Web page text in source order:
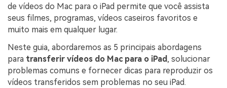
WhatsApp e arquivos entre dispositivos.
WeLastseen
O WeLastseen mantém seu WhatsApp conectado
e informado.
de vídeos do Mac para o iPad permite que você assista
seus filmes, programas, vídeos caseiros favoritos e
muito mais em qualquer lugar.
Neste guia, abordaremos as 5 principais abordagens
para transferir vídeos do Mac para o iPad, solucionar
problemas comuns e fornecer dicas para reproduzir os
vídeos transferidos sem problemas no seu iPad.